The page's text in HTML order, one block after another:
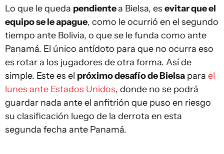
Lo que le queda pendientea Bielsa, es evitar que el
equipo se le apague, como le ocurrió en el segundo
tiempo ante Bolivia, o que se le funda como ante
Panamá. El único antídoto para que no ocurra eso
es rotar a los jugadores de otra forma. Así de
simple. Este es el próximo desafío de Bielsa para el
lunes ante Estados Unidos, donde no se podrá
guardar nada ante el anfitrión que puso en riesgo
su clasificación luego de la derrota en esta
segunda fecha ante Panamá.